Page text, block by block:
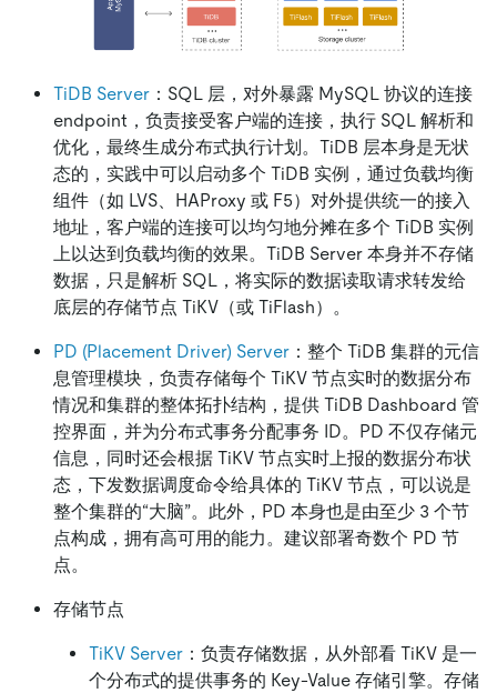
TiDB Server ：SQL 层，对外暴露 MySQL 协议的连接
endpoint，负责接受客户端的连接，执行 SQL 解析和
优化，最终生成分布式执行计划。TiDB 层本身是无状
态的，实践中可以启动多个 TiDB 实例，通过负载均衡
组件（如 LVS、HAProxy 或 F5）对外提供统一的接入
地址，客户端的连接可以均匀地分摊在多个 TiDB 实例
上以达到负载均衡的效果。TiDB Server 本身并不存储
数据，只是解析 SQL，将实际的数据读取请求转发给
底层的存储节点 TiKV（或 TiFlash）。
PD (Placement Driver) Server ：整个 TiDB 集群的元信
息管理模块，负责存储每个 TiKV 节点实时的数据分布
情况和集群的整体拓扑结构，提供 TiDB Dashboard 管
控界面，并为分布式事务分配事务 ID。PD 不仅存储元
信息，同时还会根据 TiKV 节点实时上报的数据分布状
态，下发数据调度命令给具体的 TiKV 节点，可以说是
整个集群的“大脑”。此外，PD 本身也是由至少 3 个节
点构成，拥有高可用的能力。建议部署奇数个 PD 节
点。
存储节点
TiKV Server ：负责存储数据，从外部看 TiKV 是一
个分布式的提供事务的 Key-Value 存储引擎。存储